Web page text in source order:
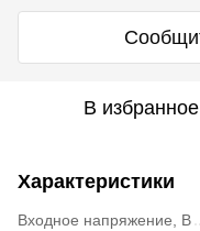
В избранное
Характеристики
Входное напряжение, В